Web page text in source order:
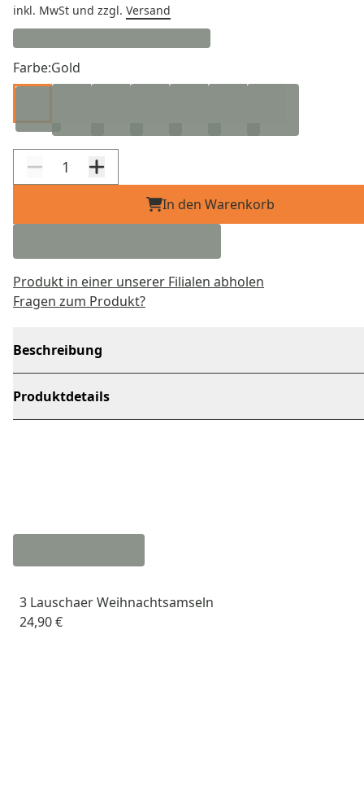
inkl. MwSt und zzgl. Versand
Farbe:Gold
In den Warenkorb
Produkt in einer unserer Filialen abholen
Fragen zum Produkt?
Beschreibung
Produktdetails
3 Lauschaer Weihnachtsamseln
24,90 €